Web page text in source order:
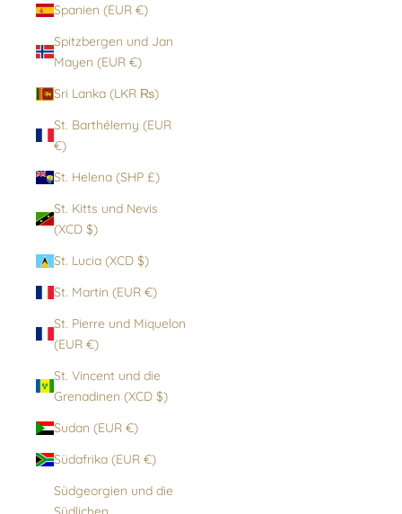
Spanien (EUR €)
Spitzbergen und Jan
Mayen (EUR €)
Sri Lanka (LKR ₨)
St. Barthélemy (EUR
€)
St. Helena (SHP £)
St. Kitts und Nevis
(XCD $)
St. Lucia (XCD $)
St. Martin (EUR €)
St. Pierre und Miquelon
(EUR €)
St. Vincent und die
Grenadinen (XCD $)
Sudan (EUR €)
Südafrika (EUR €)
Südgeorgien und die